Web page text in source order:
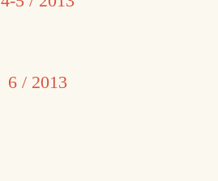
6 / 2013